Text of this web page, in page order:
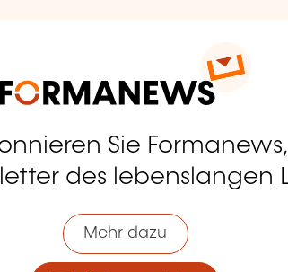
Sie Formanews,
des lebenslangen
Mehr dazu